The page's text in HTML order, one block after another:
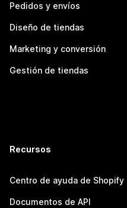
Pedidos y envíos
Diseño de tiendas
Marketing y conversión
Gestión de tiendas
Recursos
Centro de ayuda de Shopify
Documentos de API